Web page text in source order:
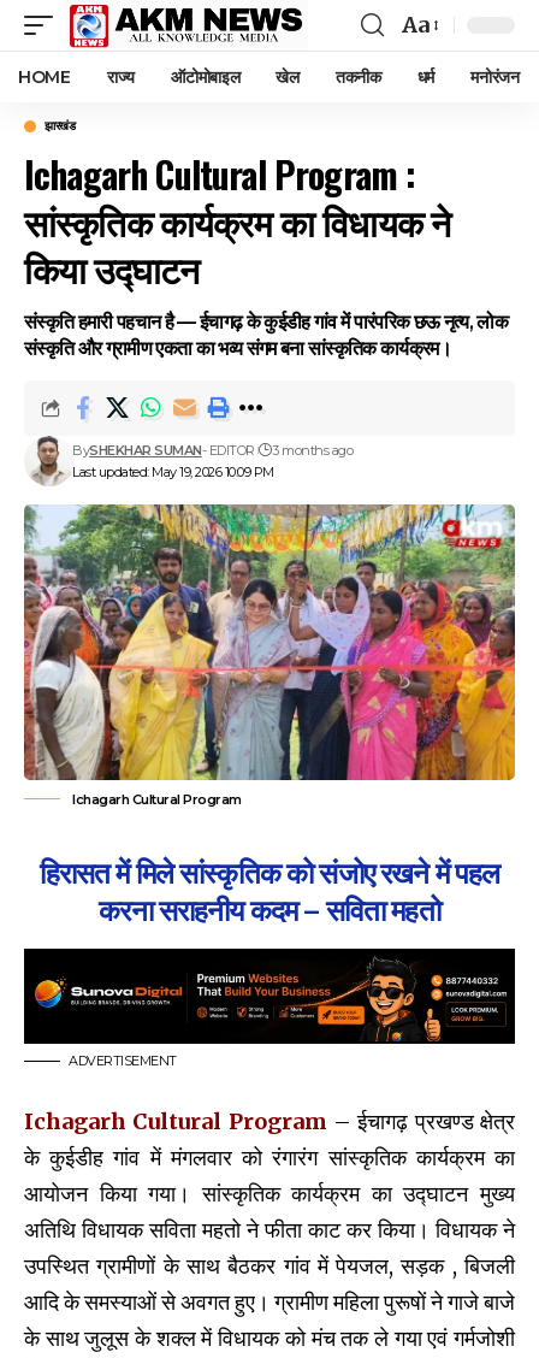
Font
Resizer
Aa
HOME राज्य ऑटोमोबाइल खेल तकनीक धर्म मनोरंजन
झारखंड
Ichagarh Cultural Program :
सांस्कृतिक कार्यक्रम का विधायक ने
किया उद्घाटन
संस्कृति हमारी पहचान है — ईचागढ़ के कुईडीह गांव में पारंपरिक छऊ नृत्य, लोक
संस्कृति और ग्रामीण एकता का भव्य संगम बना सांस्कृतिक कार्यक्रम।
Last updated: May 19, 2026 10:09 PM
BySHEKHAR SUMAN- EDITOR 3 months ago
Ichagarh Cultural Program
हिरासत में मिले सांस्कृतिक को संजोए रखने में पहल
करना सराहनीय कदम – सविता महतो
ADVERTISEMENT
Ichagarh Cultural Program – ईचागढ़ प्रखण्ड क्षेत्र
के कुईडीह गांव में मंगलवार को रंगारंग सांस्कृतिक कार्यक्रम का
आयोजन किया गया। सांस्कृतिक कार्यक्रम का उद्घाटन मुख्य
अतिथि विधायक सविता महतो ने फीता काट कर किया। विधायक ने
उपस्थित ग्रामीणों के साथ बैठकर गांव में पेयजल, सड़क , बिजली
आदि के समस्याओं से अवगत हुए। ग्रामीण महिला पुरूषों ने गाजे बाजे
के साथ जुलूस के शक्ल में विधायक को मंच तक ले गया एवं गर्मजोशी